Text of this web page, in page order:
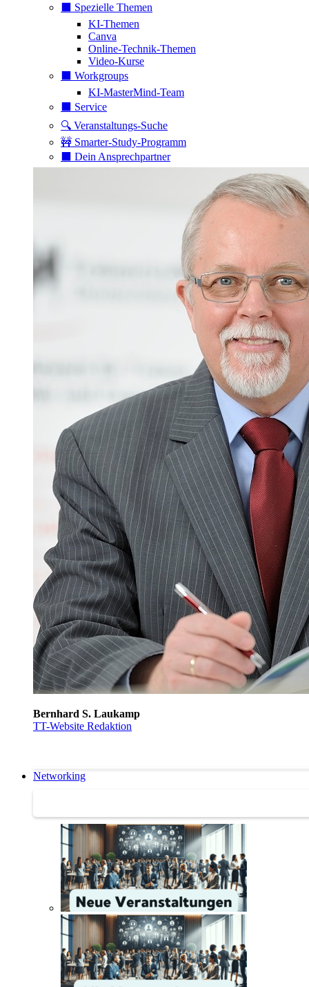
⬛️ Spezielle Themen
KI-Themen
Canva
Online-Technik-Themen
Video-Kurse
⬛️ Workgroups
KI-MasterMind-Team
⬛️ Service
🔍 Veranstaltungs-Suche
🚧 Smarter-Study-Programm
⬛️ Dein Ansprechpartner
Bernhard S. Laukamp
TT-Website Redaktion
Networking